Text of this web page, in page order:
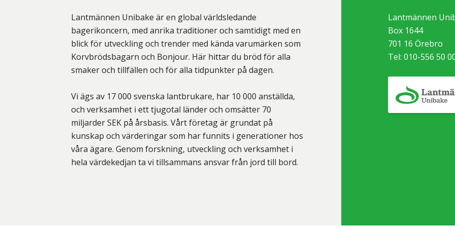
Lantmännen Unibake är en global världsledande
bagerikoncern, med anrika traditioner och samtidigt med en
blick för utveckling och trender med kända varumärken som
Korvbrödsbagarn och Bonjour. Här hittar du bröd för alla
smaker och tillfällen och för alla tidpunkter på dagen.
Vi ägs av 17 000 svenska lantbrukare, har 10 000 anställda,
och verksamhet i ett tjugotal länder och omsätter 70
miljarder SEK på årsbasis. Vårt företag är grundat på
kunskap och värderingar som har funnits i generationer hos
våra ägare. Genom forskning, utveckling och verksamhet i
hela värdekedjan ta vi tillsammans ansvar från jord till bord.
Lantmännen
Box 1644
701 16 Örebro
Tel:010-556 50